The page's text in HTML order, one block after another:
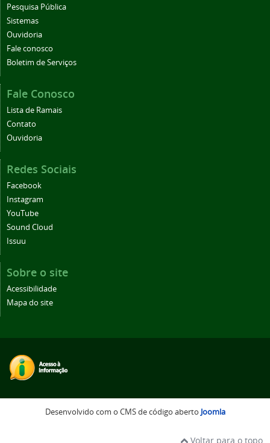
Pesquisa Pública
Sistemas
Ouvidoria
Fale conosco
Boletim de Serviços
Fale Conosco
Lista de Ramais
Contato
Ouvidoria
Redes Sociais
Facebook
Instagram
YouTube
Sound Cloud
Issuu
Sobre o site
Acessibilidade
Mapa do site
Desenvolvido com o CMS de código aberto Joomla
Voltar para o topo